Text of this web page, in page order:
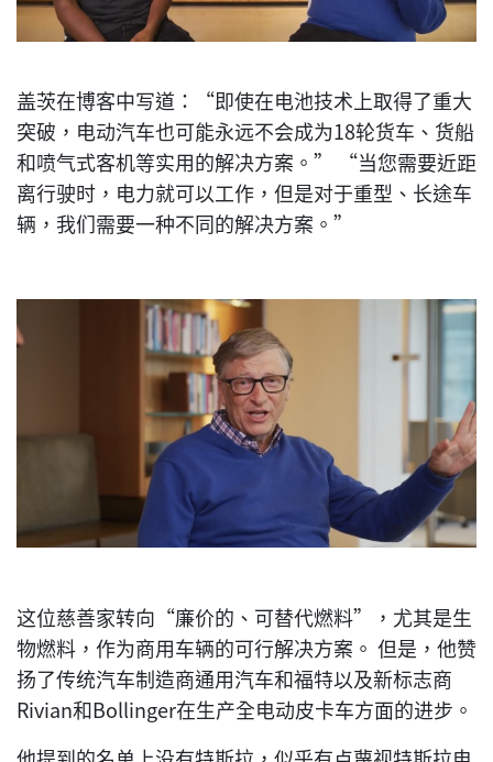
盖茨在博客中写道：“即使在电池技术上取得了重大
突破，电动汽车也可能永远不会成为18轮货车、货船
和喷气式客机等实用的解决方案。” “当您需要近距
离行驶时，电力就可以工作，但是对于重型、长途车
辆，我们需要一种不同的解决方案。”
这位慈善家转向“廉价的、可替代燃料”，尤其是生
物燃料，作为商用车辆的可行解决方案。 但是，他赞
扬了传统汽车制造商通用汽车和福特以及新标志商
Rivian和Bollinger在生产全电动皮卡车方面的进步。